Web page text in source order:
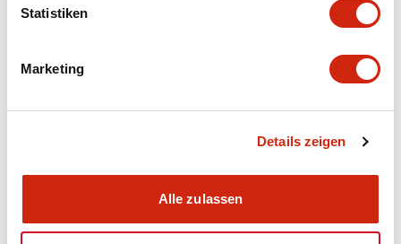
Statistiken
Marketing
Details zeigen
Alle zulassen
Mounting and Installation Specifications
Dokumente und Dateien